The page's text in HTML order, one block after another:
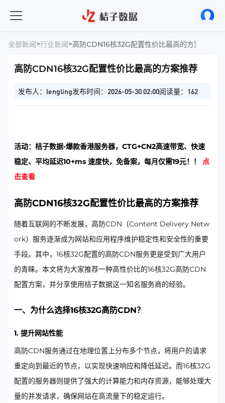
全部新闻>行业新闻>高防CDN16核32G配置性价比最高的方案推荐
高防CDN16核32G配置性价比最高的方案推荐
发布人：lengling发布时间：2026-05-30 02:00阅读量：162
活动：桔子数据-爆款香港服务器，CTG+CN2高速带宽、快速
稳定、平均延迟10+ms 速度快，免备案，每月仅需19元！！ 点
击查看
高防CDN16核32G配置性价比最高的方案推荐
随着互联网的不断发展，高防CDN（Content Delivery Netw
ork）服务逐渐成为网站和应用程序维护稳定性和安全性的重要
手段。其中，16核32G配置的高防CDN服务更是受到广大用户
的青睐。本文将为大家推荐一种高性价比的16核32G高防CDN
配置方案，并分享使用桔子数据这一知名服务商的经验。
一、为什么选择16核32G高防CDN？
1. 提升网站性能
高防CDN服务通过在地理位置上分布多个节点，将用户的请求
重定向到最近的节点，以实现快速响应和降低延迟。而16核32G
配置的服务器则提供了强大的计算能力和内存资源，能够处理大
量的并发请求，确保网站在高流量下的稳定运行。